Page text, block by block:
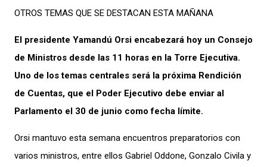
OTROS TEMAS QUE SE DESTACAN ESTA MAÑANA
El presidente Yamandú Orsi encabezará hoy un Consejo
de Ministros desde las 11 horas en la Torre Ejecutiva.
Uno de los temas centrales será la próxima Rendición
de Cuentas, que el Poder Ejecutivo debe enviar al
Parlamento el 30 de junio como fecha límite.
Orsi mantuvo esta semana encuentros preparatorios con
varios ministros, entre ellos Gabriel Oddone, Gonzalo Civila y